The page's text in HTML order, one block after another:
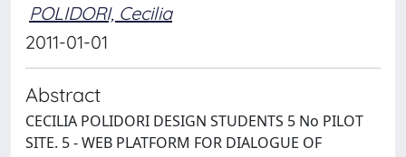
POLIDORI, Cecilia
2011-01-01
Abstract
CECILIA POLIDORI DESIGN STUDENTS 5 No PILOT
SITE. 5 - WEB PLATFORM FOR DIALOGUE OF